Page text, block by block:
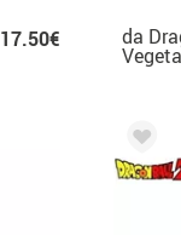
17.50€ da